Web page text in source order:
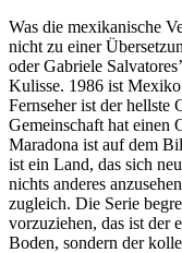
Was die mexikanische
nicht zu einer
oder Gabriele
Kulisse. 1986 ist
Fernseher ist der hellste
Gemeinschaft hat einen
Maradona ist auf dem
ist ein Land, das sich
nichts anderes
zugleich. Die Serie
vorzuziehen, das ist
Boden, sondern der